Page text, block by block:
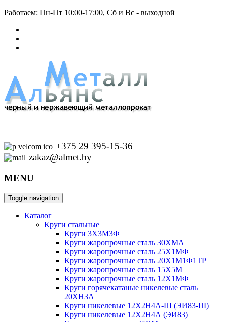
Работаем: Пн-Пт 10:00-17:00, Сб и Вс - выходной
+375 29 395-15-36
zakaz@almet.by
MENU
Toggle navigation
Каталог
Круги стальные
Круги 3Х3М3Ф
Круги жаропрочные сталь 30ХМА
Круги жаропрочные сталь 25Х1МФ
Круги жаропрочные сталь 20Х1М1Ф1ТР
Круги жаропрочные сталь 15Х5М
Круги жаропрочные сталь 12Х1МФ
Круги горячекатаные никелевые сталь
20ХН3А
Круги никелевые 12Х2Н4А-Ш (ЭИ83-Ш)
Круги никелевые 12Х2Н4А (ЭИ83)